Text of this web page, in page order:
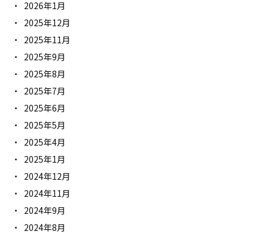
2026年1月
2025年12月
2025年11月
2025年9月
2025年8月
2025年7月
2025年6月
2025年5月
2025年4月
2025年1月
2024年12月
2024年11月
2024年9月
2024年8月